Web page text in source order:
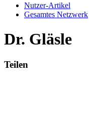
Nutzer-Artikel
Gesamtes Netzwerk
Dr. Gläsle
Teilen